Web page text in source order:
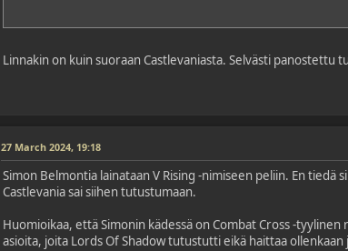
Linnakin on kuin suoraan Castlevaniasta. Selvästi panostettu
27 March 2024, 19:18
Simon Belmontia lainataan V Rising -nimiseen peliin. En
Castlevania sai siihen tutustumaan.
Huomioikaa, että Simonin kädessä on Combat Cross -
asioita, joita Lords Of Shadow tutustutti eikä haittaa